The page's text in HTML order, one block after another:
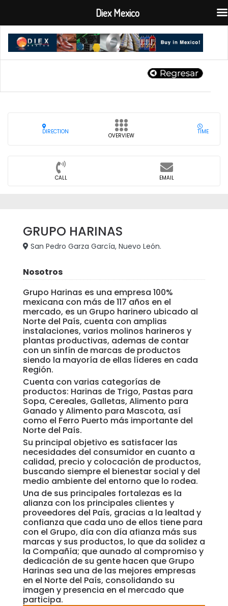
DIRECTION
OVERVIEW
TIME
CALL EMAIL
GRUPO HARINAS
San Pedro Garza García, Nuevo León.
Nosotros
Grupo Harinas es una empresa 100%
mexicana con más de 117 años en el
mercado, es un Grupo harinero ubicado al
Norte del País, cuenta con amplias
instalaciones, varios molinos harineros y
plantas productivas, ademas de contar
con un sinfín de marcas de productos
siendo la mayoría de ellas líderes en cada
Región.
Cuenta con varias categorías de
productos: Harinas de Trigo, Pastas para
Sopa, Cereales, Galletas, Alimento para
Ganado y Alimento para Mascota, así
como el Ferro Puerto más importante del
Norte del País.
Su principal objetivo es satisfacer las
necesidades del consumidor en cuanto a
calidad, precio y colocación de productos,
buscando siempre el bienestar social y del
medio ambiente del entorno que lo rodea.
Una de sus principales fortalezas es la
alianza con los principales clientes y
proveedores del País, gracias a la lealtad y
confianza que cada uno de ellos tiene para
con el Grupo, día con día afianza más sus
marcas y sus productos, lo que da solidez a
la Compañía; que aunado al compromiso y
dedicación de su gente hacen que Grupo
Harinas sea una de las mejores empresas
en el Norte del País, consolidando su
imagen y presencia en el mercado que
participa.
Diex Mexico